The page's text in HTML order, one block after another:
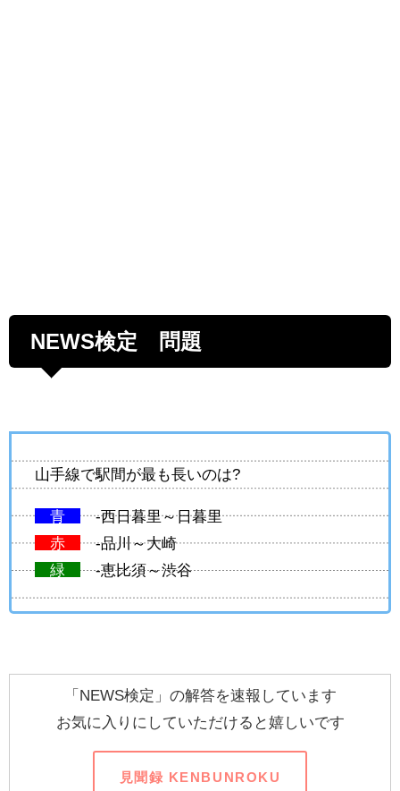
NEWS検定 問題
山手線で駅間が最も長いのは?
青
-西日暮里～日暮里
赤
-品川～大崎
緑
-恵比須～渋谷
「NEWS検定」の解答を速報しています
お気に入りにしていただけると嬉しいです
見聞録 KENBUNROKU